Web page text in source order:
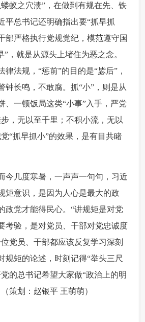
之穴溃”，在做到有规在先、铁
平总书记还明确指出要“抓早抓
部严格执行党规党纪，模范遵守国
”，就是从源头上堵住为恶之念。
律法规，“惩前”的目的是“毖后”，
钟长鸣，不敢腐。抓“小”，则是从
、一顿饭局这类“小事”入手，严党
，无以至千里；不积小流，无以
“抓早抓小”的效果，是有目共睹
几度寒暑，一声声一句句，习近
矩意识，是因为人心是最大的政
政党才能得民心。“讲规矩是对党
考验，是对党员、干部对党忠诚度
党员、干部都应该反复学习深刻
规矩的论述，时刻记得“举头三尺
的总书记希望大家做“政治上的明
策划：赵银平 王萌萌）